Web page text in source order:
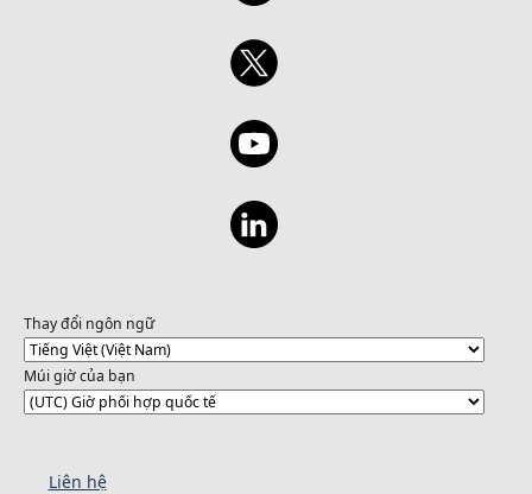
Thay đổi ngôn ngữ
Múi giờ của bạn
Liên hệ